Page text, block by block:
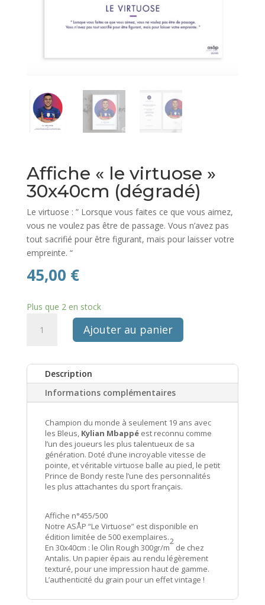
Affiche « le virtuose »
30x40cm (dégradé)
Le virtuose : ” Lorsque vous faites ce que vous aimez,
vous ne voulez pas être de passage. Vous n’avez pas
tout sacrifié pour être figurant, mais pour laisser votre
empreinte. “
45,00 €
Plus que 2 en stock
virtuose"
30x40cm
(dégradé)
Ajouter au panier
Description
Informations complémentaires
Champion du monde à seulement 19 ans avec
les Bleus, Kylian Mbappéest reconnu comme
l’un des joueurs les plus talentueux de sa
génération. Doté d’une incroyable vitesse de
pointe, et véritable virtuose balle au pied, le petit
Prince de Bondy reste l’une des personnalités
les plus attachantes du sport français.
Affiche n°455/500
Notre ASÅP “Le Virtuose” est disponible en
édition limitée de 500 exemplaires.
En 30x40cm : le Olin Rough 300gr/m
2
de chez
Antalis. Un papier épais au rendu légèrement
texturé, pour une impression haut de gamme.
L’authenticité du grain pour un effet vintage !